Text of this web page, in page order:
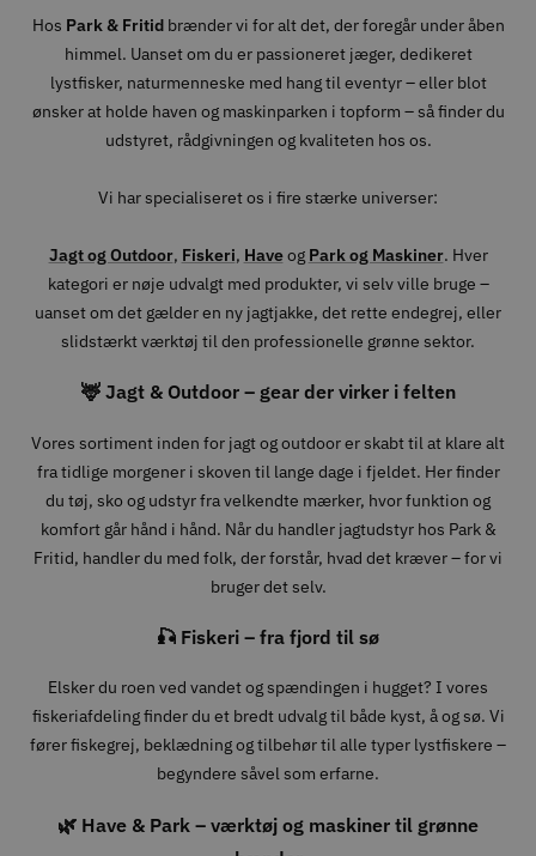
Hos Park & Fritidbrænder vi for alt det, der foregår under åben
himmel. Uanset om du er passioneret jæger, dedikeret
lystfisker, naturmenneske med hang til eventyr – eller blot
ønsker at holde haven og maskinparken i topform – så finder du
udstyret, rådgivningen og kvaliteten hos os.
Vi har specialiseret os i fire stærke universer:
Jagt og Outdoor, Fiskeri, Haveog Park og Maskiner. Hver
kategori er nøje udvalgt med produkter, vi selv ville bruge –
uanset om det gælder en ny jagtjakke, det rette endegrej, eller
slidstærkt værktøj til den professionelle grønne sektor.
🦌 Jagt & Outdoor – gear der virker i felten
Vores sortiment inden for jagt og outdoor er skabt til at klare alt
fra tidlige morgener i skoven til lange dage i fjeldet. Her finder
du tøj, sko og udstyr fra velkendte mærker, hvor funktion og
komfort går hånd i hånd. Når du handler jagtudstyr hos Park &
Fritid, handler du med folk, der forstår, hvad det kræver – for vi
bruger det selv.
🎣 Fiskeri – fra fjord til sø
Elsker du roen ved vandet og spændingen i hugget? I vores
fiskeriafdeling finder du et bredt udvalg til både kyst, å og sø. Vi
fører fiskegrej, beklædning og tilbehør til alle typer lystfiskere –
begyndere såvel som erfarne.
🌿 Have & Park – værktøj og maskiner til grønne